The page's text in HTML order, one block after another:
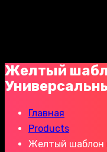
Желтый
Главная
Products
Желтый шаблон